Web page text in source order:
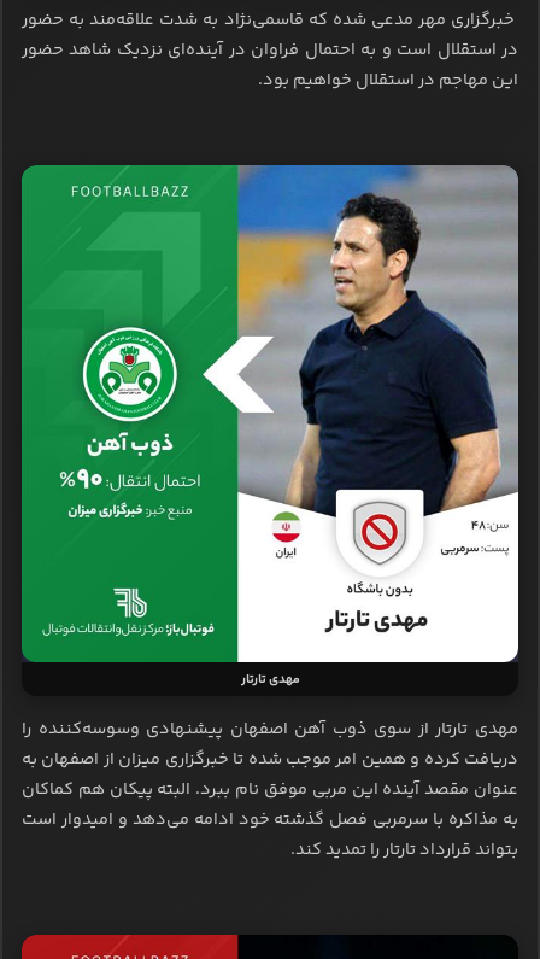
خبرگزاری مهر مدعی شده که قاسمی‌نژاد به شدت علاقه‌مند به حضور
در استقلال است و به احتمال فراوان در آینده‌ای نزدیک شاهد حضور
این مهاجم در استقلال خواهیم بود.
مهدی تارتار
مهدی تارتار از سوی ذوب آهن اصفهان پیشنهادی وسوسه‌کننده را
دریافت کرده و همین امر موجب شده تا خبرگزاری میزان از اصفهان به
عنوان مقصد آینده این مربی موفق نام ببرد. البته پیکان هم کماکان
به مذاکره با سرمربی فصل گذشته خود ادامه می‌دهد و امیدوار است
بتواند قرارداد تارتار را تمدید کند.